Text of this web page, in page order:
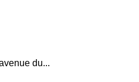
du...